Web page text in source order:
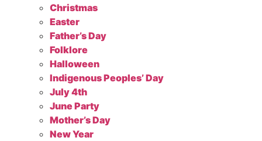
Christmas
Easter
Father’s Day
Folklore
Halloween
Indigenous Peoples’ Day
July 4th
June Party
Mother’s Day
New Year